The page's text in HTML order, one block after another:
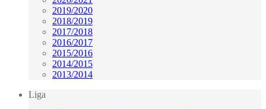
2019/2020
2018/2019
2017/2018
2016/2017
2015/2016
2014/2015
2013/2014
Liga